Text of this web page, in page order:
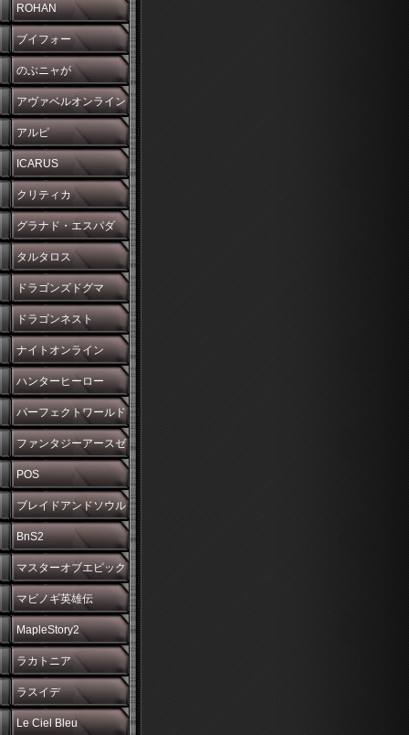
ROHAN
ブイフォー
のぶニャが
アヴァベルオンライン
アルピ
ICARUS
クリティカ
グラナド・エスパダ
タルタロス
ドラゴンズドグマ
ドラゴンネスト
ナイトオンライン
ハンターヒーロー
パーフェクトワールド
ファンタジーアースゼ
ロ
POS
ブレイドアンドソウル
BnS2
マスターオブエピック
マビノギ英雄伝
MapleStory2
ラカトニア
ラスイデ
Le Ciel Bleu